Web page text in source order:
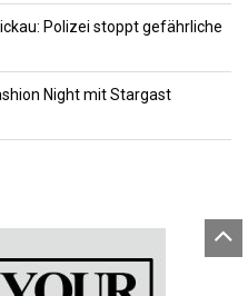
Polizei stoppt gefährliche
Night mit Stargast